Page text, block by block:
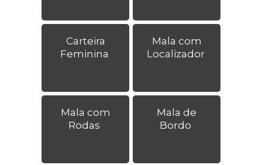
Carteira
Feminina
Mala com
Localizador
Mala com
Rodas
Mala de
Bordo